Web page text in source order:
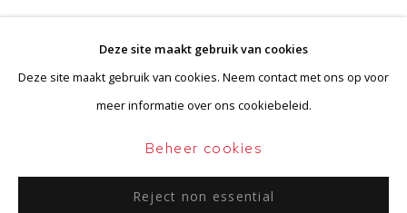
Algemene voorwaarden
Copyright © 2026 BorzoGallery
Site door Artlogic
Deze site maakt gebruik van cookies
Deze site maakt gebruik van cookies. Neem contact met ons op voor
meer informatie over ons cookiebeleid.
Beheer cookies
Reject non essential